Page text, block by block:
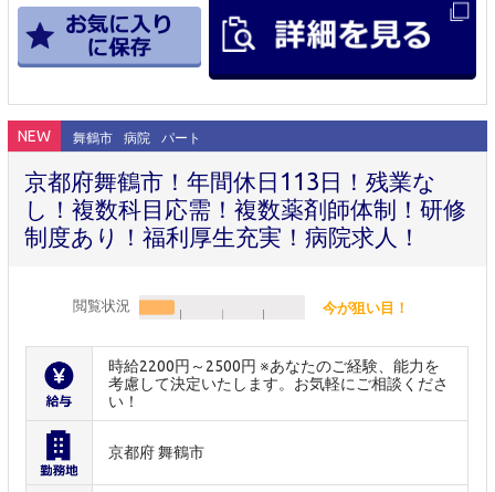
NEW 舞鶴市 病院 パート
京都府舞鶴市！年間休日113日！残業な
し！複数科目応需！複数薬剤師体制！研修
制度あり！福利厚生充実！病院求人！
閲覧状況 今が狙い目！
時給2200円～2500円 ※あなたのご経験、能力を
考慮して決定いたします。お気軽にご相談くださ
い！
京都府 舞鶴市